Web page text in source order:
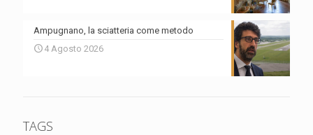
Ampugnano, la sciatteria come metodo
4 Agosto 2026
TAGS